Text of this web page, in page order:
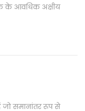
के आवधिक अक्षीय
समानांतर रूप से